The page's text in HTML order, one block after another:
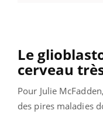
Le
cerveau
Pour Julie
des pires maladies